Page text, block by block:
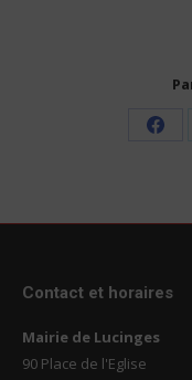
Share
Contact et horaires
Mairie de Lucinges
90 Place de l'Eglise